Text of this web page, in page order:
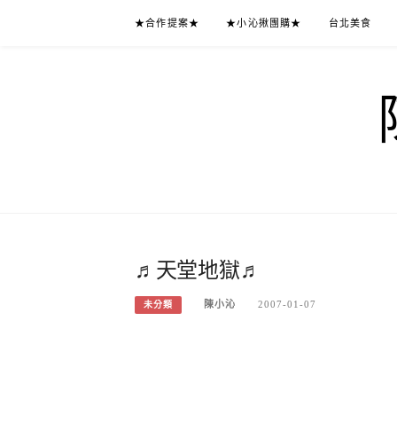
★合作提案★ ★小沁揪團購★ 台北美食
♬天堂地獄♬
未分類 陳小沁 2007-01-07